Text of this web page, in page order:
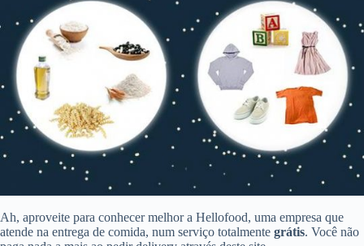
Ah, aproveite para conhecer melhor a Hellofood, uma empresa que
atende na entrega de comida, num serviço totalmente grátis. Você não